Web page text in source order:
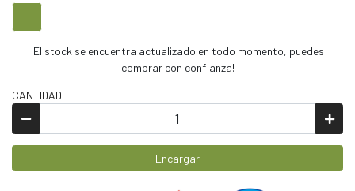
L
¡El stock se encuentra actualizado en todo momento, puedes
comprar con confianza!
CANTIDAD
Encargar